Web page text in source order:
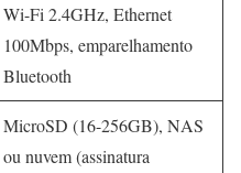
Wi-Fi 2.4GHz, Ethernet
100Mbps, emparelhamento
Bluetooth
MicroSD (16-256GB), NAS
ou nuvem (assinatura